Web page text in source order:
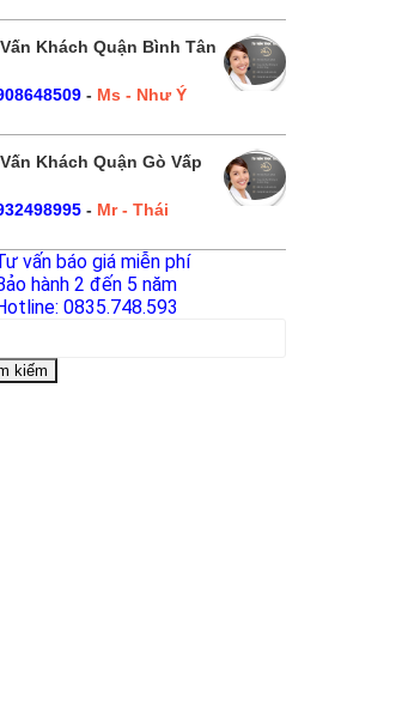
Khách Quận Bình Tân
- Ms - Như Ý
Khách Quận Gò Vấp
- Mr - Thái
vấn báo giá miễn phí
hành 2 đến 5 năm
0835.748.593